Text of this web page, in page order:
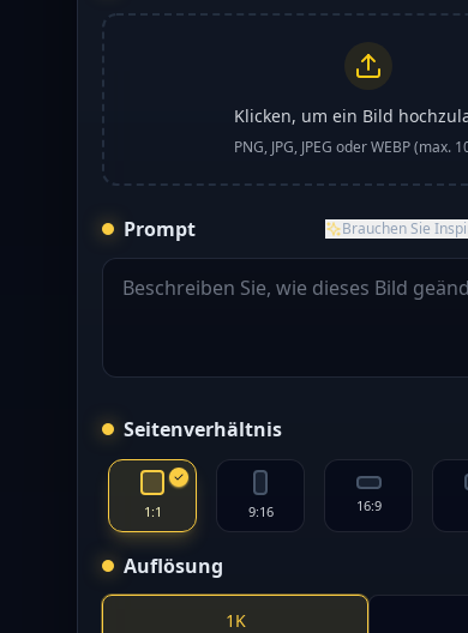
Klicken, um ein Bild
PNG, JPG, JPEG oder WEBP (max.
Prompt Brauchen Sie
Seitenverhältnis
1:1 9:16 16:9
Auflösung
1K